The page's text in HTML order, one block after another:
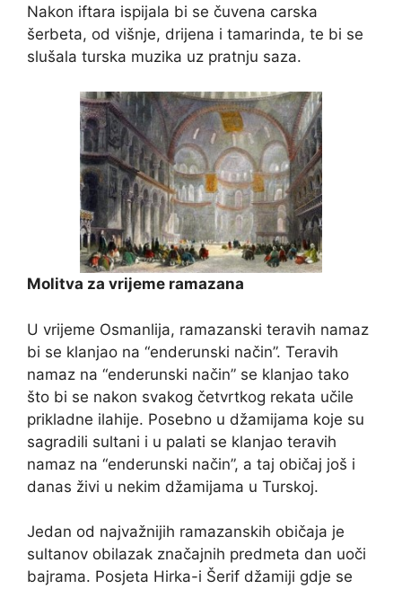
Nakon iftara ispijala bi se čuvena carska
šerbeta, od višnje, drijena i tamarinda, te bi se
slušala turska muzika uz pratnju saza.
Molitva za vrijeme ramazana
U vrijeme Osmanlija, ramazanski teravih namaz
bi se klanjao na “enderunski način”. Teravih
namaz na “enderunski način” se klanjao tako
što bi se nakon svakog četvrtkog rekata učile
prikladne ilahije. Posebno u džamijama koje su
sagradili sultani i u palati se klanjao teravih
namaz na “enderunski način”, a taj običaj još i
danas živi u nekim džamijama u Turskoj.
Jedan od najvažnijih ramazanskih običaja je
sultanov obilazak značajnih predmeta dan uoči
bajrama. Posjeta Hirka-i Šerif džamiji gdje se